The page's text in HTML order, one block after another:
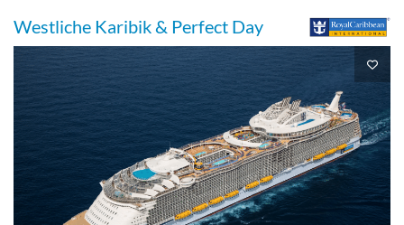
Deck 7
Balkonkabine
Connecting Interior-[CI]
Deck 7
Westliche Karibik & Perfect Day